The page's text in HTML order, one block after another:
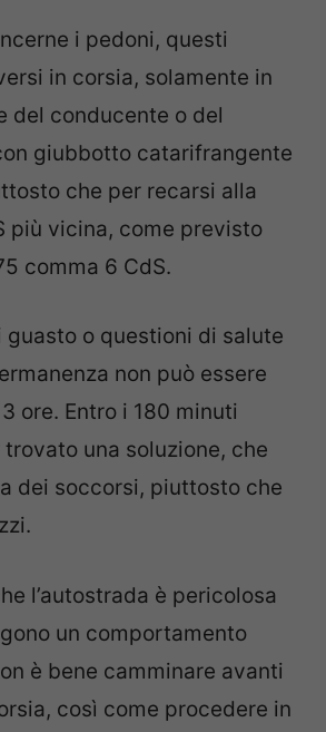
i pedoni, questi
in corsia, solamente in
del conducente o del
giubbotto catarifrangente
che per recarsi alla
più vicina, come previsto
comma 6 CdS.
o questioni di salute
non può essere
ore. Entro i 180 minuti
una soluzione, che
dei soccorsi, piuttosto che
l’autostrada è pericolosa
un comportamento
è bene camminare avanti
così come procedere in